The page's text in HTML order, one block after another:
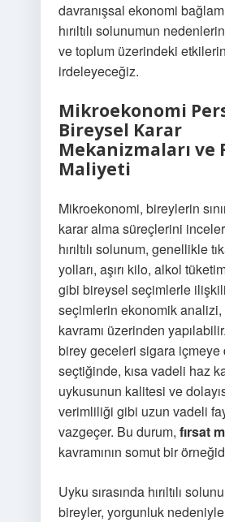
davranışsal ekonomi
hırıltılı solunumun
ve toplum üzerindeki
irdeleyeceğiz.
Mikroekonomi
Bireysel Karar
Mekanizmaları ve
Maliyeti
Mikroekonomi, bireylerin
karar alma süreçlerini
hırıltılı solunum, genellikle
yolları, aşırı kilo, alkol
gibi bireysel seçimlerle
seçimlerin ekonomik analizi,
kavramı üzerinden
birey geceleri sigara içmeye
seçtiğinde, kısa vadeli haz
uykusunun kalitesi ve
verimliliği gibi uzun vadeli
vazgeçer. Bu durum, fırsat
kavramının somut bir
Uyku sırasında hırıltılı
bireyler, yorgunluk